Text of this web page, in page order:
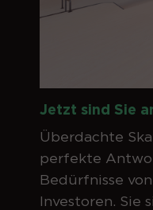
Jetzt sind Sie
Überdachte
perfekte
Bedürfnisse
Investoren. Sie